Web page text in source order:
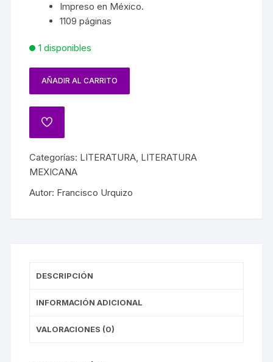
Impreso en México.
1109 páginas
1 disponibles
AÑADIR AL CARRITO
Categorías: LITERATURA, LITERATURA
MEXICANA
Autor: Francisco Urquizo
DESCRIPCIÓN
INFORMACIÓN ADICIONAL
VALORACIONES (0)